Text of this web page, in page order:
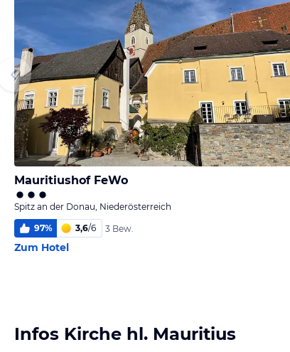
Mauritiushof FeWo
Spitz an der Donau, Niederösterreich
97% 3,6/6 3 Bew.
Zum Hotel
Infos Kirche hl. Mauritius